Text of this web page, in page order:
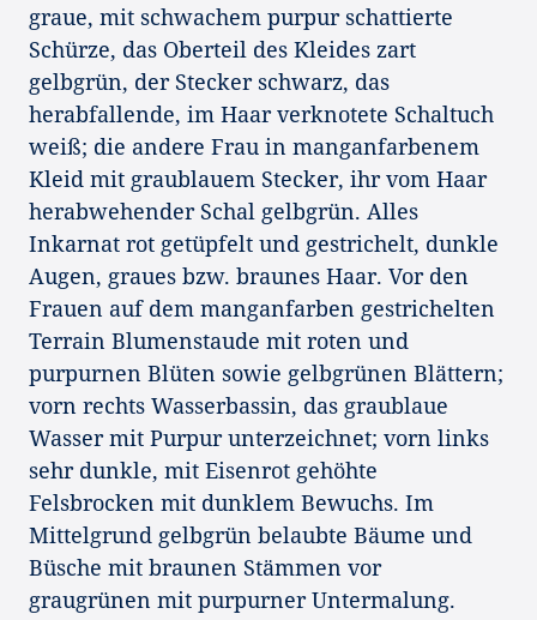
graue, mit schwachem purpur schattierte
Schürze, das Oberteil des Kleides zart
gelbgrün, der Stecker schwarz, das
herabfallende, im Haar verknotete Schaltuch
weiß; die andere Frau in manganfarbenem
Kleid mit graublauem Stecker, ihr vom Haar
herabwehender Schal gelbgrün. Alles
Inkarnat rot getüpfelt und gestrichelt, dunkle
Augen, graues bzw. braunes Haar. Vor den
Frauen auf dem manganfarben gestrichelten
Terrain Blumenstaude mit roten und
purpurnen Blüten sowie gelbgrünen Blättern;
vorn rechts Wasserbassin, das graublaue
Wasser mit Purpur unterzeichnet; vorn links
sehr dunkle, mit Eisenrot gehöhte
Felsbrocken mit dunklem Bewuchs. Im
Mittelgrund gelbgrün belaubte Bäume und
Büsche mit braunen Stämmen vor
graugrünen mit purpurner Untermalung.